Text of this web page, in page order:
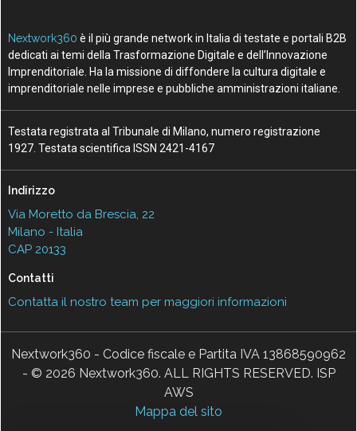
Nextwork360 è il più grande network in Italia di testate e portali B2B
dedicati ai temi della Trasformazione Digitale e dell’Innovazione
Imprenditoriale. Ha la missione di diffondere la cultura digitale e
imprenditoriale nelle imprese e pubbliche amministrazioni italiane.
Testata registrata al Tribunale di Milano, numero registrazione
1927. Testata scientifica ISSN 2421-4167
Indirizzo
Via Moretto da Brescia, 22
Milano - Italia
CAP 20133
Contatti
Contatta il nostro team per maggiori informazioni
Nextwork360 - Codice fiscale e Partita IVA 13868590962
- © 2026 Nextwork360. ALL RIGHTS RESERVED. ISP
AWS
Mappa del sito